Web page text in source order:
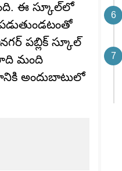
ఈ స్కూల్‌లో
పబ్లిక్ స్కూల్
మంది
అందుబాటులో